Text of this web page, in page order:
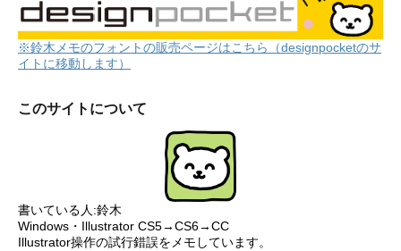
※鈴木メモのフォントの販売ページはこちら（designpocketのサ
イトに移動します）
このサイトについて
書いている人:鈴木
Windows・Illustrator CS5→CS6→CC
Illustrator操作の試行錯誤をメモしています。